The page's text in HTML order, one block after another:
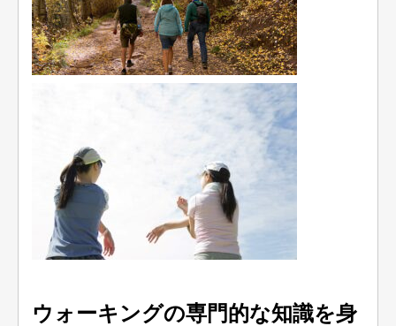
ウォーキングの専門的な知識を身